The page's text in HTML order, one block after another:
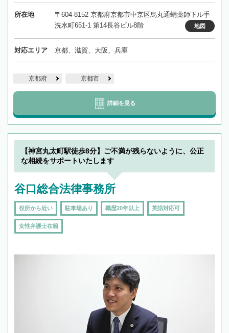
所在地
〒604-8152 京都府京都市中京区烏丸通蛸薬師下ル手
洗水町651-1 第14長谷ビル8階
地図
対応エリア 京都、滋賀、大阪、兵庫
京都府 京都市
詳細を見る
【神宮丸太町駅徒歩8分】ご不満が残らないように、公正
な相続をサポートいたします
谷口総合法律事務所
役所から近い 駐車場あり 職歴20年以上 英語対応可
女性弁護士在籍